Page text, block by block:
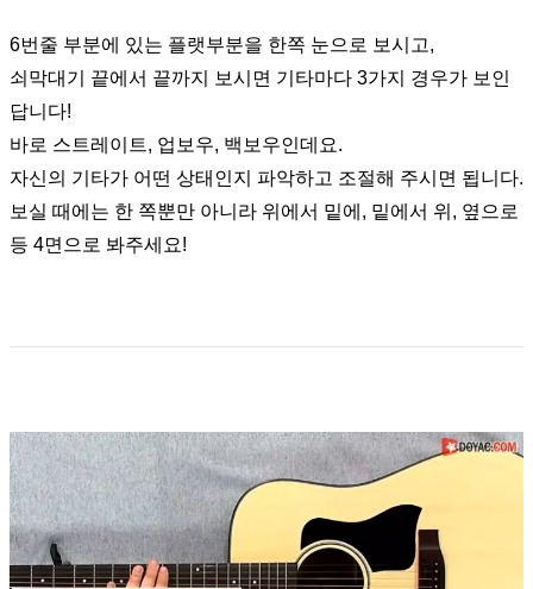
6번줄 부분에 있는 플랫부분을 한쪽 눈으로 보시고,
쇠막대기 끝에서 끝까지 보시면 기타마다 3가지 경우가 보인
답니다!
바로 스트레이트, 업보우, 백보우인데요.
자신의 기타가 어떤 상태인지 파악하고 조절해 주시면 됩니다.
보실 때에는 한 쪽뿐만 아니라 위에서 밑에, 밑에서 위, 옆으로
등 4면으로 봐주세요!